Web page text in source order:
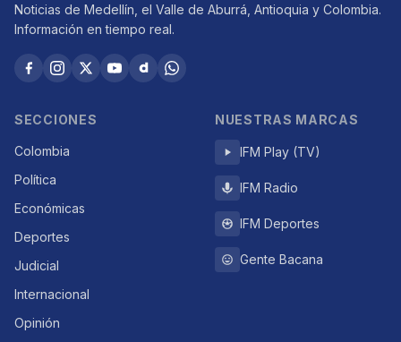
Noticias de Medellín, el Valle de Aburrá, Antioquia y Colombia.
Información en tiempo real.
SECCIONES
Colombia
Política
Económicas
Deportes
Judicial
Internacional
Opinión
NUESTRAS MARCAS
IFM Play (TV)
IFM Radio
IFM Deportes
Gente Bacana